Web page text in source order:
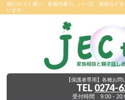
娘のホスト通い、家庭内暴力、パパ活、風俗など
います。
【保護者専用】各種お問
TEL 0274-
受付時間 9:00 -